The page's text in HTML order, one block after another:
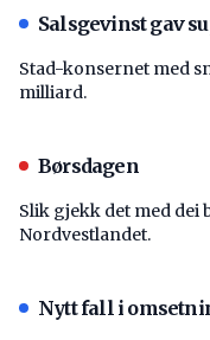
Salsgevinst gav
Stad-konsernet med
milliard.
Børsdagen
Slik gjekk det med dei
Nordvestlandet.
Nytt fall i